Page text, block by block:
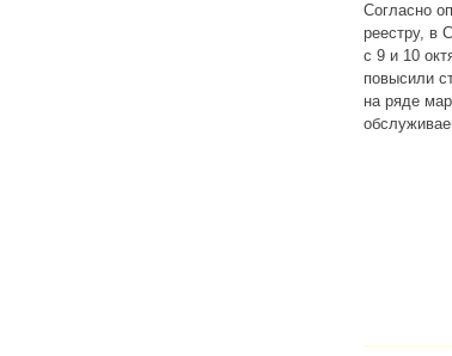
Согласно опубликованному
с 9 и 10 октября 2025 года снова
повысили стоимость проезда
Читать далее